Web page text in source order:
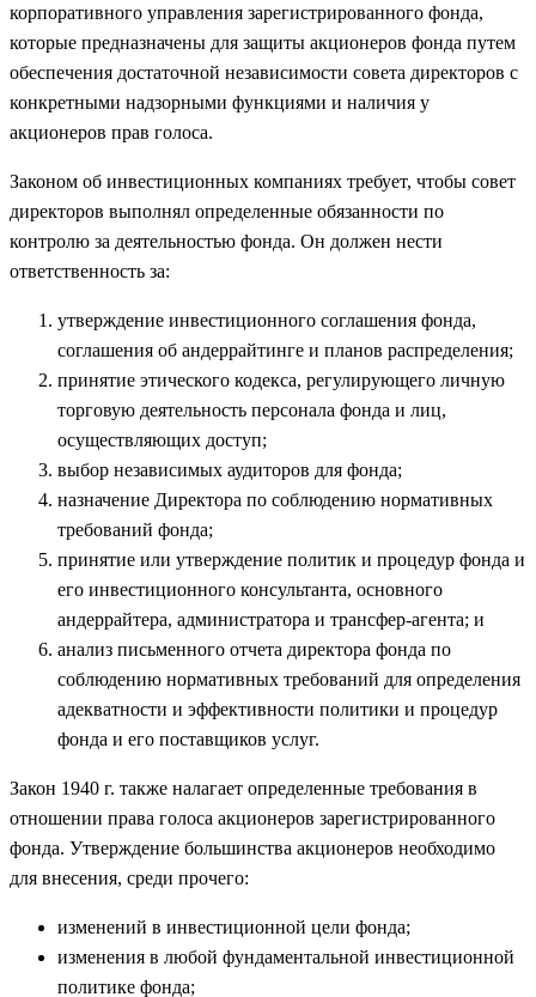
корпоративного управления зарегистрированного фонда,
которые предназначены для защиты акционеров фонда путем
обеспечения достаточной независимости совета директоров с
конкретными надзорными функциями и наличия у
акционеров прав голоса.
Законом об инвестиционных компаниях требует, чтобы совет
директоров выполнял определенные обязанности по
контролю за деятельностью фонда. Он должен нести
ответственность за:
утверждение инвестиционного соглашения фонда,
соглашения об андеррайтинге и планов распределения;
принятие этического кодекса, регулирующего личную
торговую деятельность персонала фонда и лиц,
осуществляющих доступ;
выбор независимых аудиторов для фонда;
назначение Директора по соблюдению нормативных
требований фонда;
принятие или утверждение политик и процедур фонда и
его инвестиционного консультанта, основного
андеррайтера, администратора и трансфер-агента; и
анализ письменного отчета директора фонда по
соблюдению нормативных требований для определения
адекватности и эффективности политики и процедур
фонда и его поставщиков услуг.
Закон 1940 г. также налагает определенные требования в
отношении права голоса акционеров зарегистрированного
фонда. Утверждение большинства акционеров необходимо
для внесения, среди прочего:
изменений в инвестиционной цели фонда;
изменения в любой фундаментальной инвестиционной
политике фонда;